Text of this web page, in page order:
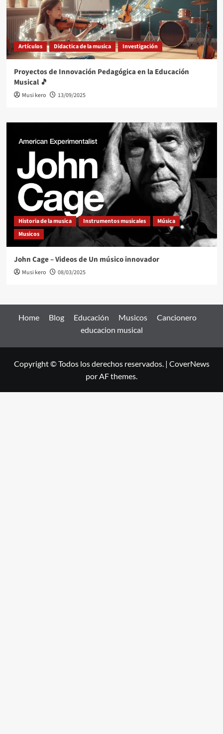
Artículos Didactica de la musica Investigación
Proyectos de Innovación Pedagógica en la Educación
Musical 🎵
Musi kero 13/09/2025
Historia de la musica Instrumentos musicales
Música
Musicos
John Cage – Videos de Un músico innovador
Musi kero 08/03/2025
Home Blog Educación Musicos
Cancionero
educacion musical
Copyright © Todos los derechos reservados. | CoverNews
por AF themes.